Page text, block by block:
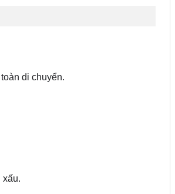
di chuyển.
xấu.